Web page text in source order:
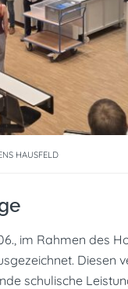
HAUSFELD
im Rahmen des
Diesen
schulische